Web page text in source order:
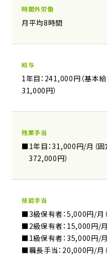
時間外労働
月平均8時間
給与
1年目：241,000円（基本
31,000円）
残業手当
■1年目：31,000円/月（
372,000円）
技能手当
■3級保有者：5,000円/月
■2級保有者：15,000円/月
■1級保有者：35,000円/月
■職長手当：20,000円/月